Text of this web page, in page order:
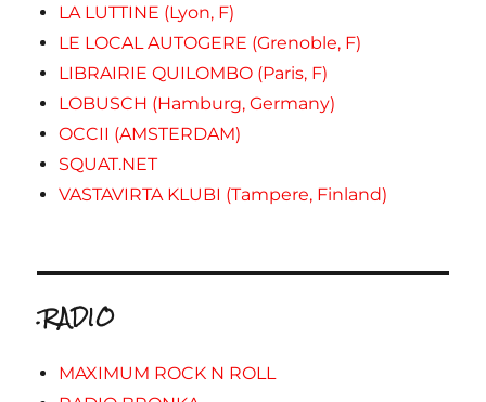
LA LUTTINE (Lyon, F)
LE LOCAL AUTOGERE (Grenoble, F)
LIBRAIRIE QUILOMBO (Paris, F)
LOBUSCH (Hamburg, Germany)
OCCII (AMSTERDAM)
SQUAT.NET
VASTAVIRTA KLUBI (Tampere, Finland)
.RADIO
MAXIMUM ROCK N ROLL